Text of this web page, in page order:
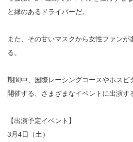
と縁のあるドライバーだ。
また、その甘いマスクから女性ファン
る。
期間中、国際レーシングコースやホスピ
開催する、さまざまなイベントに出演す
【出演予定イベント】
3月4日（土）